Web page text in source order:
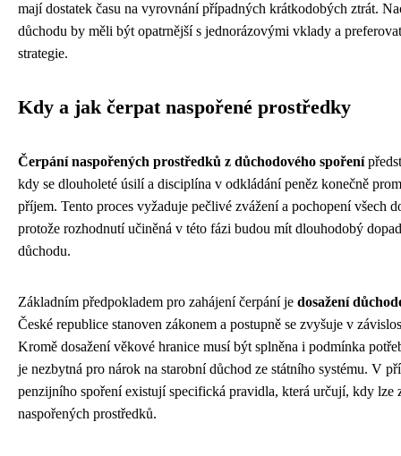
mají dostatek času na vyrovnání případných krátkodobých ztrát.
důchodu by měli být opatrnější s jednorázovými vklady a
strategie.
Kdy a jak čerpat naspořené prostředky
Čerpání naspořených prostředků z důchodového spoření
kdy se dlouholeté úsilí a disciplína v odkládání peněz konečně
příjem. Tento proces vyžaduje pečlivé zvážení a pochopení všech
protože rozhodnutí učiněná v této fázi budou mít dlouhodobý
důchodu.
Základním předpokladem pro zahájení čerpání je dosažení
České republice stanoven zákonem a postupně se zvyšuje v
Kromě dosažení věkové hranice musí být splněna i podmínka
je nezbytná pro nárok na starobní důchod ze státního systému. V
penzijního spoření existují specifická pravidla, která určují, kdy lze
naspořených prostředků.